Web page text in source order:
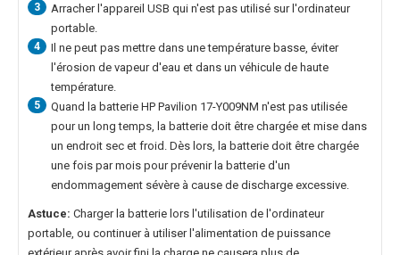
3
Arracher l'appareil USB qui n'est pas utilisé sur l'ordinateur
portable.
4
Il ne peut pas mettre dans une température basse, éviter
l'érosion de vapeur d'eau et dans un véhicule de haute
température.
5 Quand la batterie HP Pavilion 17-Y009NM n'est pas utilisée
pour un long temps, la batterie doit être chargée et mise dans
un endroit sec et froid. Dès lors, la batterie doit être chargée
une fois par mois pour prévenir la batterie d'un
endommagement sévère à cause de discharge excessive.
Astuce: Charger la batterie lors l'utilisation de l'ordinateur
portable, ou continuer à utiliser l'alimentation de puissance